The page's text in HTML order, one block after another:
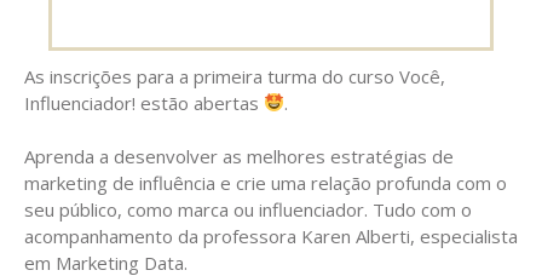
As inscrições para a primeira turma do curso Você,
Influenciador! estão abertas
.
Aprenda a desenvolver as melhores estratégias de
marketing de influência e crie uma relação profunda com o
seu público, como marca ou influenciador. Tudo com o
acompanhamento da professora Karen Alberti, especialista
em Marketing Data.